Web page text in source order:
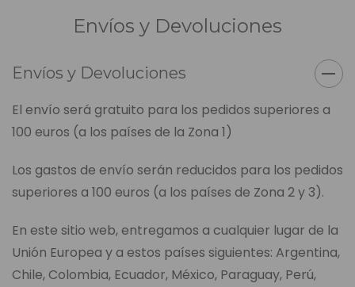
Envíos y Devoluciones
Envíos y Devoluciones
El envío será gratuito para los pedidos superiores a
100 euros (a los países de la Zona 1)
Los gastos de envío serán reducidos para los pedidos
superiores a 100 euros (a los países de Zona 2 y 3).
En este sitio web, entregamos a cualquier lugar de la
Unión Europea y a estos países siguientes: Argentina,
Chile, Colombia, Ecuador, México, Paraguay, Perú,